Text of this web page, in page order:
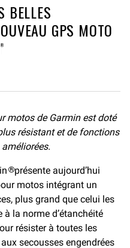
BELLES
GPS MOTO
®
motos de Garmin est doté
résistant et de fonctions
®présente aujourd’hui
motos intégrant un
plus grand que celui les
la norme d’étanchéité
résister à toutes les
secousses engendrées